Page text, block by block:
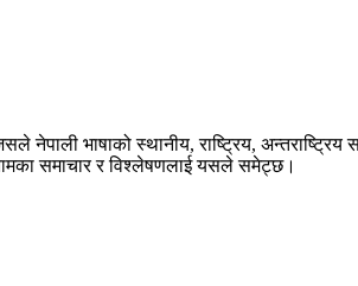
नेपाली भाषाको स्थानीय, राष्ट्रिय,
समाचार र विश्लेषणलाई यसले समेट्छ।